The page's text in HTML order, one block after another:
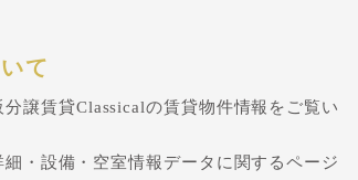
て
譲賃貸Classicalの賃貸物件情報をご覧い
・設備・空室情報データに関するページ